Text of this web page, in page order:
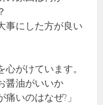
事にした方が良い
がけています。
醤油がいいか
いのはなぜ?」